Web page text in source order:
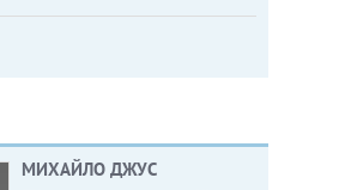
МИХАЙЛО ДЖУС